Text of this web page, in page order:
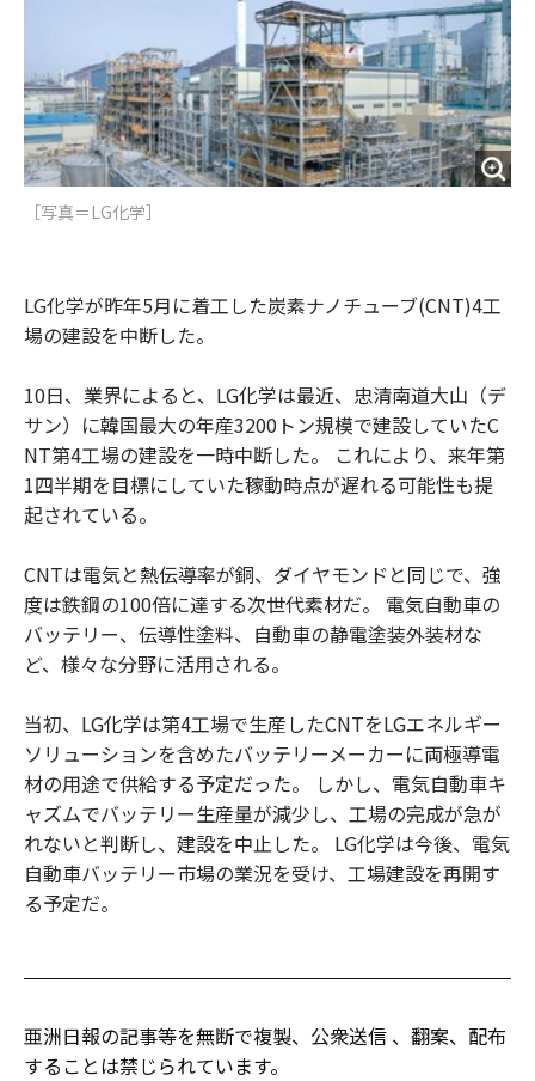
［写真＝LG化学］
LG化学が昨年5月に着工した炭素ナノチューブ(CNT)4工
場の建設を中断した。
10日、業界によると、LG化学は最近、忠清南道大山（デ
サン）に韓国最大の年産3200トン規模で建設していたC
NT第4工場の建設を一時中断した。 これにより、来年第
1四半期を目標にしていた稼動時点が遅れる可能性も提
起されている。
CNTは電気と熱伝導率が銅、ダイヤモンドと同じで、強
度は鉄鋼の100倍に達する次世代素材だ。 電気自動車の
バッテリー、伝導性塗料、自動車の静電塗装外装材な
ど、様々な分野に活用される。
当初、LG化学は第4工場で生産したCNTをLGエネルギー
ソリューションを含めたバッテリーメーカーに両極導電
材の用途で供給する予定だった。 しかし、電気自動車キ
ャズムでバッテリー生産量が減少し、工場の完成が急が
れないと判断し、建設を中止した。 LG化学は今後、電気
自動車バッテリー市場の業況を受け、工場建設を再開す
る予定だ。
亜洲日報の記事等を無断で複製、公衆送信 、翻案、配布
することは禁じられています。